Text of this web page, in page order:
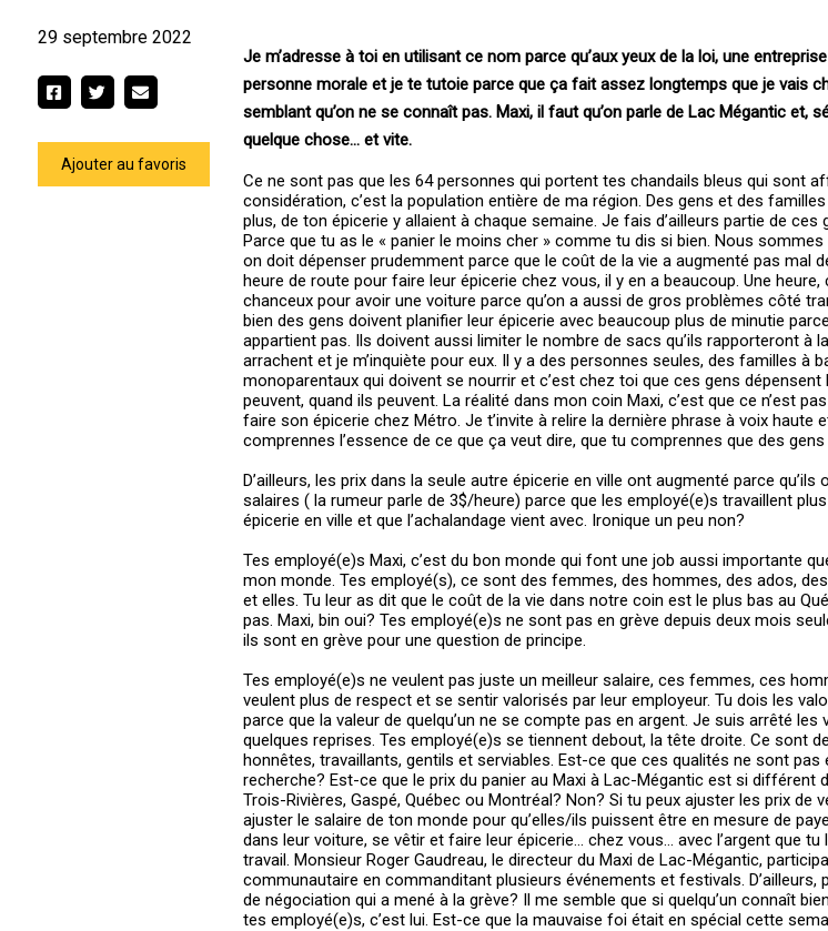
29 septembre 2022
Ajouter au favoris
Je m’adresse à toi en utilisant ce nom parce qu’aux yeux de la loi, une
personne morale et je te tutoie parce que ça fait assez longtemps que je vais
semblant qu’on ne se connaît pas. Maxi, il faut qu’on parle de Lac Mégantic et,
quelque chose… et vite.
Ce ne sont pas que les 64 personnes qui portent tes chandails bleus qui sont
considération, c’est la population entière de ma région. Des gens et des
plus, de ton épicerie y allaient à chaque semaine. Je fais d’ailleurs partie de
Parce que tu as le « panier le moins cher » comme tu dis si bien. Nous
on doit dépenser prudemment parce que le coût de la vie a augmenté pas mal
heure de route pour faire leur épicerie chez vous, il y en a beaucoup. Une
chanceux pour avoir une voiture parce qu’on a aussi de gros problèmes côté
bien des gens doivent planifier leur épicerie avec beaucoup plus de minutie
appartient pas. Ils doivent aussi limiter le nombre de sacs qu’ils rapporteront à
arrachent et je m’inquiète pour eux. Il y a des personnes seules, des familles à
monoparentaux qui doivent se nourrir et c’est chez toi que ces gens dépensent
peuvent, quand ils peuvent. La réalité dans mon coin Maxi, c’est que ce n’est
faire son épicerie chez Métro. Je t’invite à relire la dernière phrase à voix haute
comprennes l’essence de ce que ça veut dire, que tu comprennes que des
D’ailleurs, les prix dans la seule autre épicerie en ville ont augmenté parce
salaires ( la rumeur parle de 3$/heure) parce que les employé(e)s travaillent
épicerie en ville et que l’achalandage vient avec. Ironique un peu non?
Tes employé(e)s Maxi, c’est du bon monde qui font une job aussi importante
mon monde. Tes employé(s), ce sont des femmes, des hommes, des ados,
et elles. Tu leur as dit que le coût de la vie dans notre coin est le plus bas au
pas. Maxi, bin oui? Tes employé(e)s ne sont pas en grève depuis deux mois
ils sont en grève pour une question de principe.
Tes employé(e)s ne veulent pas juste un meilleur salaire, ces femmes, ces
veulent plus de respect et se sentir valorisés par leur employeur. Tu dois les
parce que la valeur de quelqu’un ne se compte pas en argent. Je suis arrêté les
quelques reprises. Tes employé(e)s se tiennent debout, la tête droite. Ce sont
honnêtes, travaillants, gentils et serviables. Est-ce que ces qualités ne sont pas
recherche? Est-ce que le prix du panier au Maxi à Lac-Mégantic est si différent
Trois-Rivières, Gaspé, Québec ou Montréal? Non? Si tu peux ajuster les prix de
ajuster le salaire de ton monde pour qu’elles/ils puissent être en mesure de
dans leur voiture, se vêtir et faire leur épicerie… chez vous… avec l’argent que tu
travail. Monsieur Roger Gaudreau, le directeur du Maxi de Lac-Mégantic,
communautaire en commanditant plusieurs événements et festivals.
de négociation qui a mené à la grève? Il me semble que si quelqu’un connaît
tes employé(e)s, c’est lui. Est-ce que la mauvaise foi était en spécial cette